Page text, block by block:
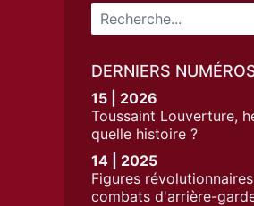
Menu principal
DERNIERS
15 | 2026
Toussaint Louverture,
quelle histoire ?
14 | 2025
Figures
combats d'arrière-